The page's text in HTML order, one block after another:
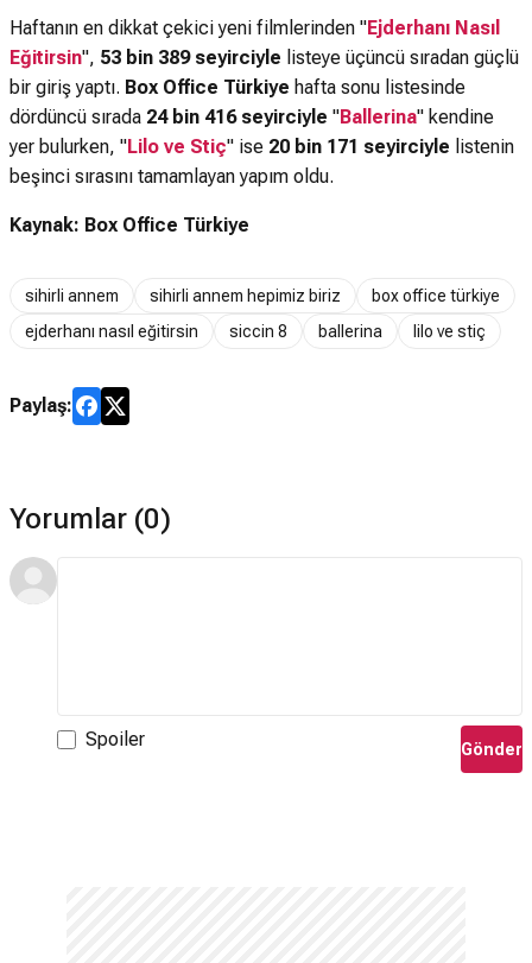
Haftanın en dikkat çekici yeni filmlerinden "Ejderhanı Nasıl
Eğitirsin", 53 bin 389 seyirciyle listeye üçüncü sıradan güçlü
bir giriş yaptı. Box Office Türkiye hafta sonu listesinde
dördüncü sırada 24 bin 416 seyirciyle "Ballerina" kendine
yer bulurken, "Lilo ve Stiç" ise 20 bin 171 seyirciyle listenin
beşinci sırasını tamamlayan yapım oldu.
Kaynak: Box Office Türkiye
sihirli annem sihirli annem hepimiz biriz
box office türkiye
ejderhanı nasıl eğitirsin
siccin 8 ballerina lilo ve stiç
Paylaş:
Yorumlar (0)
Spoiler Gönder